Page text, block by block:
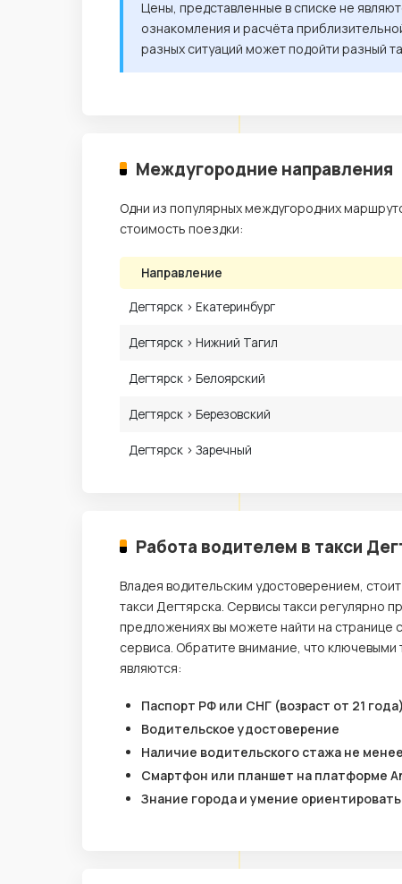
Цены, представленные в списке не
ознакомления и расчёта
разных ситуаций может подойти разный
Междугородние направления
Одни из популярных междугородних
стоимость поездки:
Направление
Дегтярск › Екатеринбург
Дегтярск › Нижний Тагил
Дегтярск › Белоярский
Дегтярск › Березовский
Дегтярск › Заречный
Работа водителем в такси
Владея водительским удостоверением,
такси Дегтярска. Сервисы такси регулярно
предложениях вы можете найти на
сервиса. Обратите внимание, что
являются:
Паспорт РФ или СНГ (возраст от 21 года)
Водительское удостоверение
Наличие водительского стажа не
Смартфон или планшет на платформе
Знание города и умение